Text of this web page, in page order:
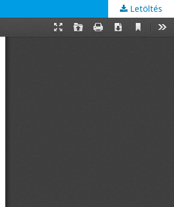
Letöltés